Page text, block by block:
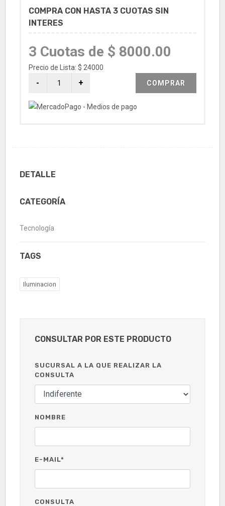
COMPRA CON HASTA 3 CUOTAS SIN
INTERES
3 Cuotas de $ 8000.00
Precio de Lista: $ 24000
COMPRAR
DETALLE
CATEGORÍA
Tecnología
TAGS
Iluminacion
CONSULTAR POR ESTE PRODUCTO
SUCURSAL A LA QUE REALIZAR LA
CONSULTA
NOMBRE
E-MAIL*
CONSULTA